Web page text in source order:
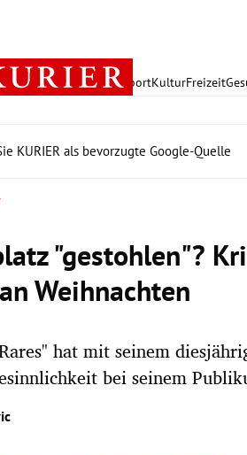
PolitikWirtschaft SportKulturFreizeit
KURIER als bevorzugte Google-Quelle
"gestohlen"?
Weihnachten
hat mit seinem
bei seinem